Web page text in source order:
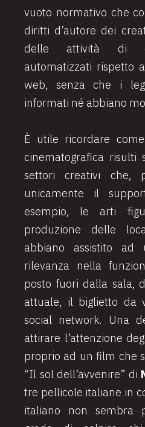
vuoto normativo che
diritti d’autore dei
delle attività di
automatizzati rispetto
web, senza che i
informati né abbiano
È utile ricordare
cinematografica risulti
settori creativi che,
unicamente il
esempio, le arti
produzione delle
abbiano assistito
rilevanza nella
posto fuori dalla sala,
attuale, il biglietto da
social network. Una
attirare l’attenzione
proprio ad un film che
“Il sol dell’avvenire” di
tre pellicole italiane in
italiano non sembra